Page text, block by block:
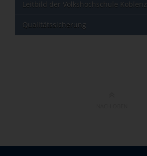
Leitbild der Volkshochschule Koblenz
Qualitätssicherung